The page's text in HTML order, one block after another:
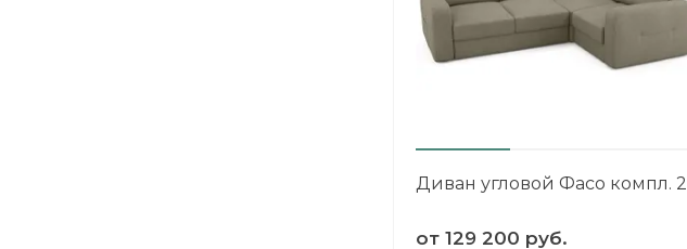
Диван угловой Фасо компл. 2
от 129 200 руб.